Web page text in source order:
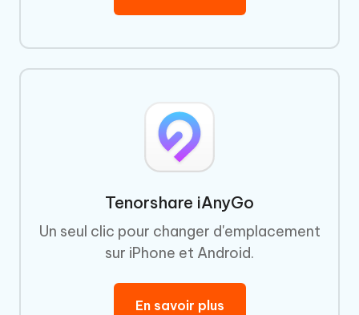
Tenorshare iAnyGo
Un seul clic pour changer d'emplacement
sur iPhone et Android.
En savoir plus